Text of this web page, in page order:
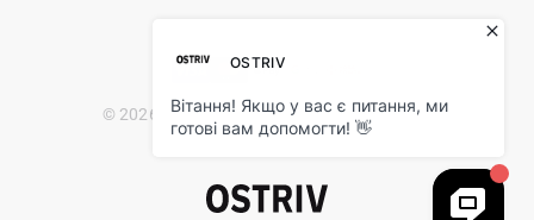
© 2026 Ostriv.ua Store. All Rights Reserved.